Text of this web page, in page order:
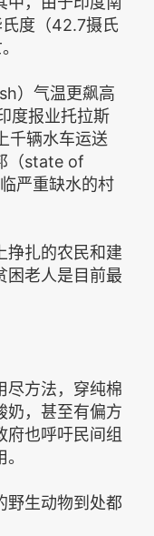
度（42.7摄氏
）气温更飙高
度报业托拉斯
千辆水车运送
（state of
严重缺水的村
挣扎的农民和建
困老人是目前最
尽方法，穿纯棉
奶，甚至有偏方
府也呼吁民间组
野生动物到处都